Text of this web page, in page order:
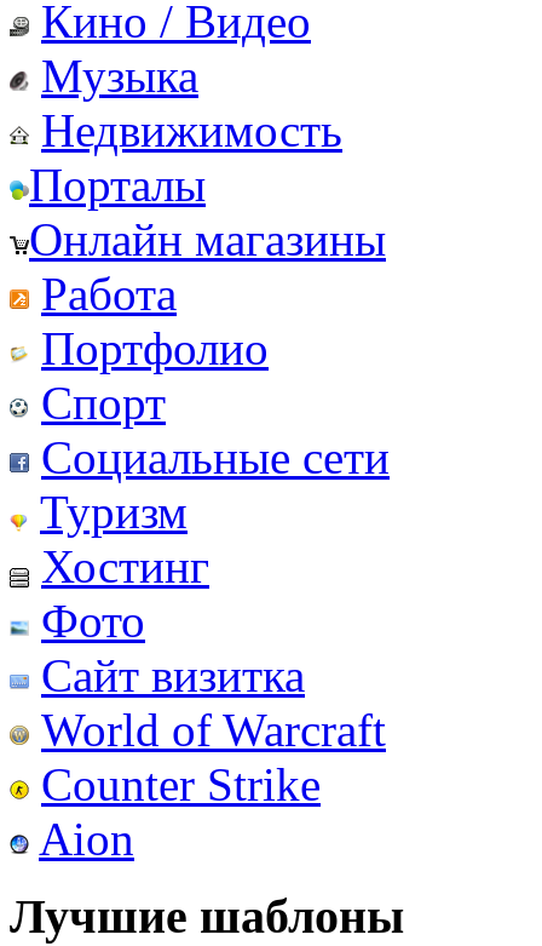
Кино / Видео
Музыка
Недвижимость
Порталы
Онлайн магазины
Работа
Портфолио
Спорт
Социальные сети
Туризм
Хостинг
Фото
Сайт визитка
World of Warcraft
Counter Strike
Aion
Лучшие шаблоны